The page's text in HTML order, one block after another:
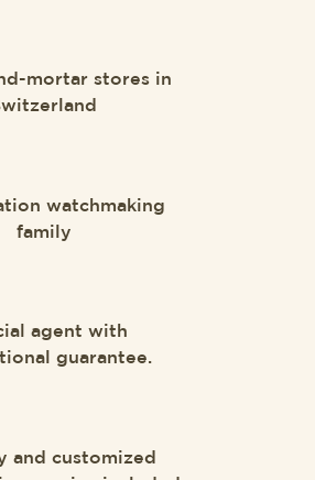
mortar stores in
watchmaking
family
agent with
guarantee.
and customized